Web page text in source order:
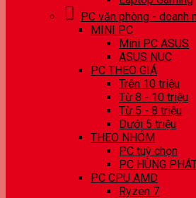
PC văn phòng - doanh
MINI PC
Mini PC ASUS
ASUS NUC
PC THEO GIÁ
Trên 10 triệu
Từ 8 - 10 triệu
Từ 5 - 8 triệu
Dưới 5 triệu
THEO NHÓM
PC tuỳ chọn
PC HÙNG
PC CPU AMD
Ryzen 7